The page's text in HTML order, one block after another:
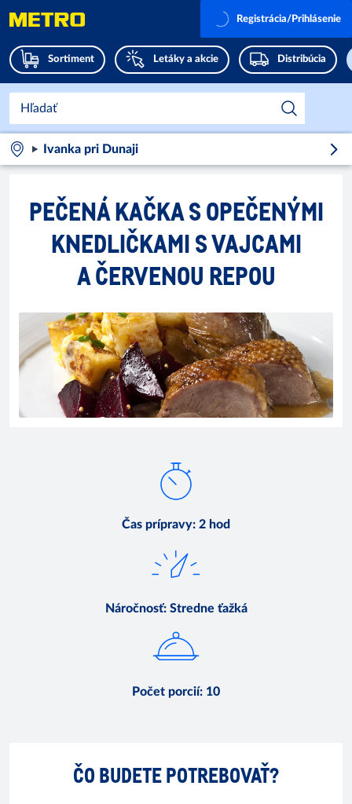
Sortiment Letáky a akcie Distribúcia
Registrácia/Prihlásenie
Ivanka pri Dunaji
PEČENÁ KAČKA S OPEČENÝMI
KNEDLIČKAMI S VAJCAMI
A ČERVENOU REPOU
Čas prípravy: 2 hod
Náročnosť: Stredne ťažká
Počet porcií: 10
ČO BUDETE POTREBOVAŤ?